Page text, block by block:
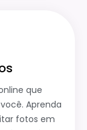
que
Aprenda
fotos em